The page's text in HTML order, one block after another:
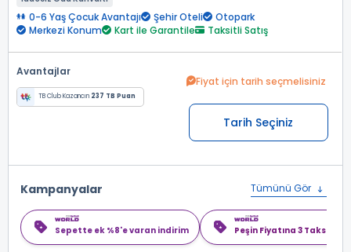
0-6 Yaş Çocuk Avantajı Şehir Oteli
Otopark
Merkezi Konum
Kart ile Garantile Taksitli Satış
Avantajlar
TB Club Kazancın 237 TB Puan
Fiyat için tarih seçmelisiniz
Tarih Seçiniz
Kampanyalar Tümünü Gör
Sepette ek %8'e varan indirim Peşin Fiyatına 3 Taksit